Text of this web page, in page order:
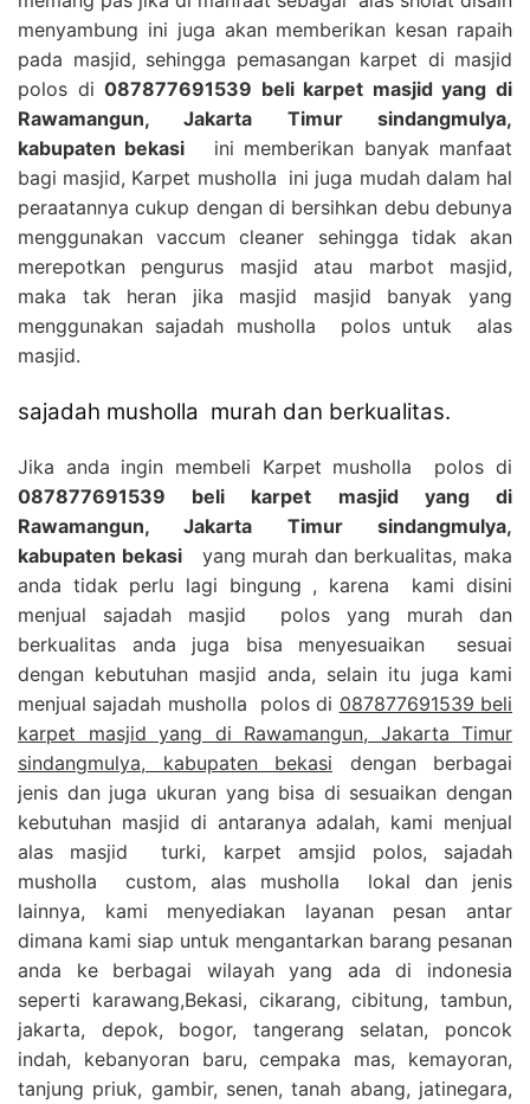
menyambung ini juga akan memberikan kesan rapaih
pada masjid, sehingga pemasangan karpet di masjid
polos di087877691539 beli karpet masjid yang di
Rawamangun, Jakarta Timur sindangmulya,
kabupaten bekasi ini memberikan banyak manfaat
bagi masjid, Karpet musholla ini juga mudah dalam hal
peraatannya cukup dengan di bersihkan debu debunya
menggunakan vaccum cleaner sehingga tidak akan
merepotkan pengurus masjid atau marbot masjid,
maka tak heran jika masjid masjid banyak yang
menggunakan sajadah musholla polos untuk alas
masjid.
sajadah musholla murah dan berkualitas.
Jika anda ingin membeli Karpet musholla polos di
087877691539 beli karpet masjid yang di
Rawamangun, Jakarta Timur sindangmulya,
kabupaten bekasiyang murah dan berkualitas, maka
anda tidak perlu lagi bingung , karena kami disini
menjual sajadah masjid polos yang murah dan
berkualitas anda juga bisa menyesuaikan sesuai
dengan kebutuhan masjid anda, selain itu juga kami
menjual sajadah musholla polos di 087877691539 beli
karpet masjid yang di Rawamangun, Jakarta Timur
sindangmulya, kabupaten bekasi dengan berbagai
jenis dan juga ukuran yang bisa di sesuaikan dengan
kebutuhan masjid di antaranya adalah, kami menjual
alas masjid turki, karpet amsjid polos, sajadah
musholla custom, alas musholla lokal dan jenis
lainnya, kami menyediakan layanan pesan antar
dimana kami siap untuk mengantarkan barang pesanan
anda ke berbagai wilayah yang ada di indonesia
seperti karawang,Bekasi, cikarang, cibitung, tambun,
jakarta, depok, bogor, tangerang selatan, poncok
indah, kebanyoran baru, cempaka mas, kemayoran,
tanjung priuk, gambir, senen, tanah abang, jatinegara,